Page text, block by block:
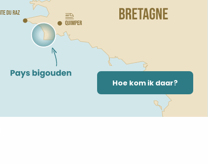
Hoe kom ik daar?